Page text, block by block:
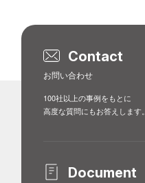
アートイベント
ワークショップ
ニュース
イベント
イベント
Contact
お問い合わせ
100社以上の事例をもとに
高度な質問にもお答えします。
Document